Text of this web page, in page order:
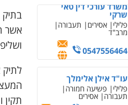
משרד עורכי דין טאי
שרקי
פלילי אסירים תעבורה
מרב"ד
0547556464
עו"ד אילן אלימלך
פלילי פשיעה חמורה
תעבורה אסירים
אשר
תקין